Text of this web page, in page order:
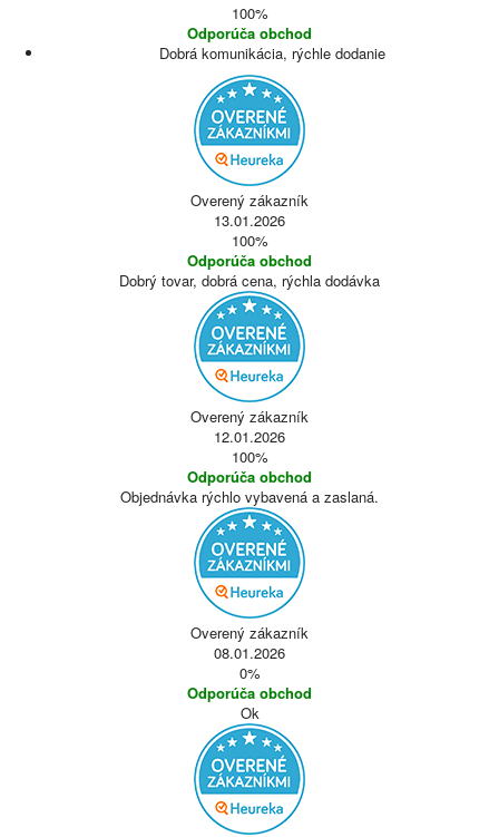
100%
Odporúča obchod
Dobrá komunikácia, rýchle dodanie
Overený zákazník
13.01.2026
100%
Odporúča obchod
Dobrý tovar, dobrá cena, rýchla dodávka
Overený zákazník
12.01.2026
100%
Odporúča obchod
Objednávka rýchlo vybavená a zaslaná.
Overený zákazník
08.01.2026
0%
Odporúča obchod
Ok